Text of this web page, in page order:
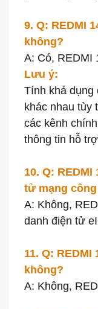
9. Q: REDMI
không?
A: Có, REDMI
Lưu ý:
Tính khả dụng
khác nhau tùy
các kênh
thông tin hỗ
10. Q:
tử mạng
A: Không,
danh điện tử
11. Q:
không?
A: Không,